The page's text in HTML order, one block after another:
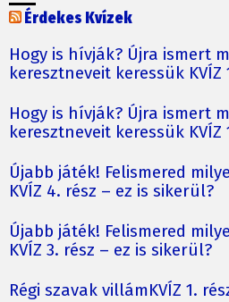
Érdekes Kvízek
Hogy is hívják? Újra ismert
keresztneveit keressük KVÍZ
Hogy is hívják? Újra ismert
keresztneveit keressük KVÍZ
Újabb játék! Felismered
KVÍZ 4. rész – ez is sikerül?
Újabb játék! Felismered
KVÍZ 3. rész – ez is sikerül?
Régi szavak villámKVÍZ 1.